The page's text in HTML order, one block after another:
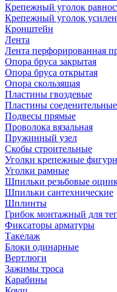
Крепежный уголок
Крепежный уголок
Кронштейн
Лента
Лента перфорированная
Опора бруса закрытая
Опора бруса открытая
Опора скользящая
Пластины гвоздевые
Пластины соеденительные
Подвесы прямые
Проволока вязальная
Пружинный узел
Скобы строительные
Уголки крепежные
Уголки рамные
Шпильки резьбовые
Шпильки сантехнические
Шплинты
Грибок монтажный для
Фиксаторы арматуры
Такелаж
Блоки одинарные
Вертлюги
Зажимы троса
Карабины